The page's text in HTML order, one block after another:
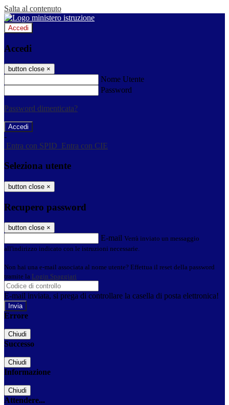
Salta al contenuto
Accedi
Accedi
button close ×
Nome Utente
Password
Password dimenticata?
-
Entra con SPID Entra con CIE
Seleziona utente
button close ×
Recupero password
button close ×
E-mail Verrà inviato un messaggio
all'indirizzo indicato con le istruzioni necessarie.
Non hai una e-mail associata al nome utente? Effettua il reset della password
tramite la Login Spaggiari
E-mail inviata, si prega di controllare la casella di posta elettronica!
Errore
Chiudi
Successo
Chiudi
Informazione
Chiudi
Attendere...